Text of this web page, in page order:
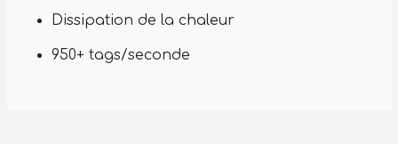
Dissipation de la chaleur
950+ tags/seconde